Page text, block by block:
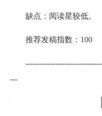
缺点：阅读星较低。
推荐发稿指数：100
---